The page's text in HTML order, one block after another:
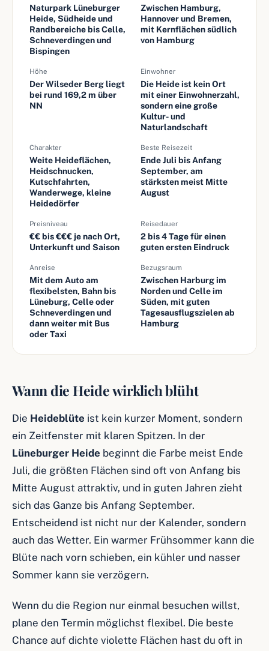
Naturpark Lüneburger
Heide, Südheide und
Randbereiche bis Celle,
Schneverdingen und
Bispingen
Zwischen Hamburg,
Hannover und Bremen,
mit Kernflächen südlich
von Hamburg
Höhe
Der Wilseder Berg liegt
bei rund 169,2 m über
NN
Einwohner
Die Heide ist kein Ort
mit einer Einwohnerzahl,
sondern eine große
Kultur- und
Naturlandschaft
Charakter
Weite Heideflächen,
Heidschnucken,
Kutschfahrten,
Wanderwege, kleine
Heidedörfer
Beste Reisezeit
Ende Juli bis Anfang
September, am
stärksten meist Mitte
August
Preisniveau
€€ bis €€€ je nach Ort,
Unterkunft und Saison
Reisedauer
2 bis 4 Tage für einen
guten ersten Eindruck
Anreise
Mit dem Auto am
flexibelsten, Bahn bis
Lüneburg, Celle oder
Schneverdingen und
dann weiter mit Bus
oder Taxi
Bezugsraum
Zwischen Harburg im
Norden und Celle im
Süden, mit guten
Tagesausflugszielen ab
Hamburg
Wann die Heide wirklich blüht
Die Heideblüte ist kein kurzer Moment, sondern
ein Zeitfenster mit klaren Spitzen. In der
Lüneburger Heide beginnt die Farbe meist Ende
Juli, die größten Flächen sind oft von Anfang bis
Mitte August attraktiv, und in guten Jahren zieht
sich das Ganze bis Anfang September.
Entscheidend ist nicht nur der Kalender, sondern
auch das Wetter. Ein warmer Frühsommer kann die
Blüte nach vorn schieben, ein kühler und nasser
Sommer kann sie verzögern.
Wenn du die Region nur einmal besuchen willst,
plane den Termin möglichst flexibel. Die beste
Chance auf dichte violette Flächen hast du oft in